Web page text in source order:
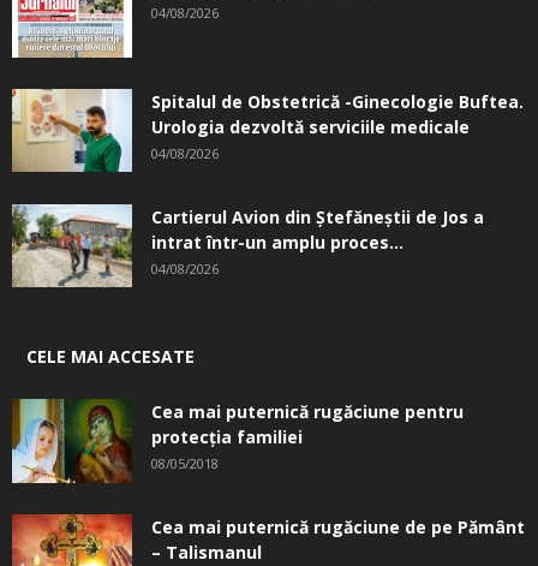
04/08/2026
Spitalul de Obstetrică -Ginecologie Buftea.
Urologia dezvoltă serviciile medicale
04/08/2026
Cartierul Avion din Ştefăneştii de Jos a
intrat într-un amplu proces...
04/08/2026
CELE MAI ACCESATE
Cea mai puternică rugăciune pentru
protecția familiei
08/05/2018
Cea mai puternică rugăciune de pe Pământ
– Talismanul